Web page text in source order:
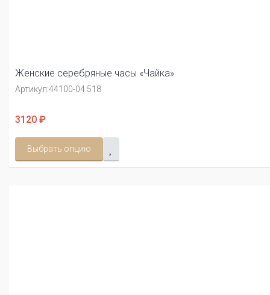
Женские серебряные часы «Чайка»
Артикул:44100-04.518
3120 ₽
Выбрать опцию